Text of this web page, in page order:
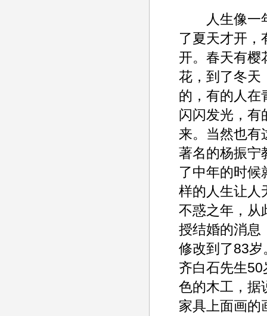
人生像一年
了夏天才开，
开。春天有樱
花，到了冬天
的，有的人在
闪闪发光，有
来。当然也有
著名的杨振宁
了中年的时候
样的人生让人
不惑之年，从
授结婚的消息
修改到了83
齐白石先生
色的木工，据
家具上面画的